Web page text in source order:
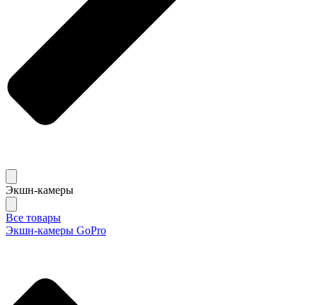
Экшн-камеры
Все товары
Экшн-камеры GoPro